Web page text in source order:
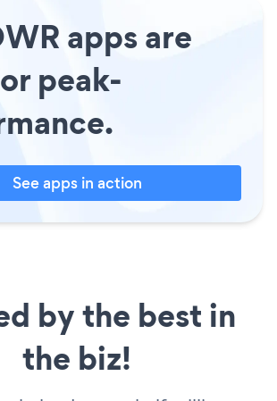
apps are
peak-
See apps in action
by the best in
the biz!